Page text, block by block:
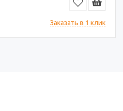
Заказать в 1 клик